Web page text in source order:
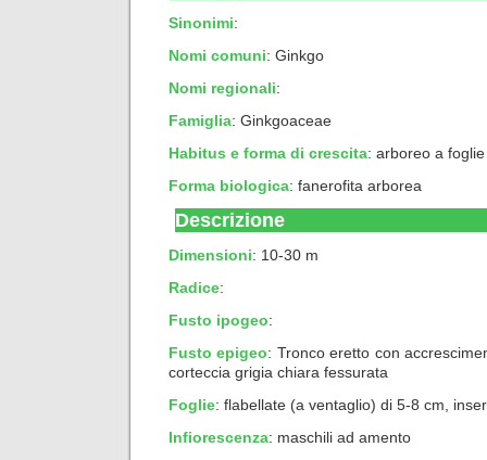
Sinonimi:
Nomi comuni: Ginkgo
Nomi regionali:
Famiglia: Ginkgoaceae
Habitus e forma di crescita: arboreo a
Forma biologica: fanerofita arborea
Descrizione
Dimensioni: 10-30 m
Radice:
Fusto ipogeo:
Fusto epigeo: Tronco eretto con
corteccia grigia chiara fessurata
Foglie: flabellate (a ventaglio) di 5-8 cm,
Infiorescenza: maschili ad amento